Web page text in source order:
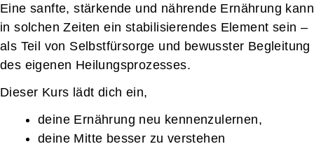
Eine sanfte, stärkende und nährende Ernährung kann
in solchen Zeiten ein stabilisierendes Element sein –
als Teil von Selbstfürsorge und bewusster Begleitung
des eigenen Heilungsprozesses.
Dieser Kurs lädt dich ein,
deine Ernährung neu kennenzulernen,
deine Mitte besser zu verstehen